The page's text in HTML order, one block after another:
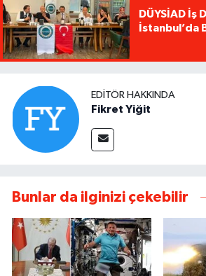
DÜYSİAD İş
İstanbul’da
EDITÖR HAKKINDA
Fikret Yiğit
Bunlar da ilginizi çekebilir